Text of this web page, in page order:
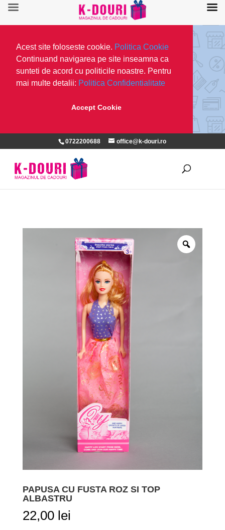
Acest site foloseste cookie. Politica Cookie
Continuand navigarea pe site inseamna ca
sunteti de acord cu politicile noastre. Pentru
mai multe detalii: Politica Confidentialitate
Accept Cookie
0722200688 office@k-douri.ro
PAPUSA CU FUSTA ROZ SI TOP
ALBASTRU
22,00 lei